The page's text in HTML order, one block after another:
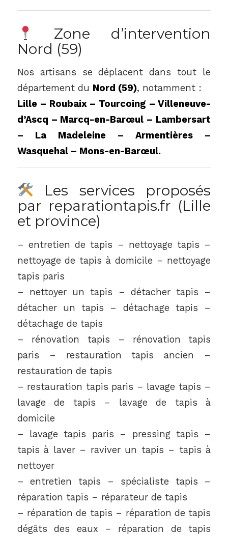
Zone d’intervention
Nord (59)
Nos artisans se déplacent dans tout le
département du Nord (59), notamment :
Lille – Roubaix – Tourcoing – Villeneuve-
d’Ascq – Marcq-en-Barœul – Lambersart
– La Madeleine – Armentières –
Wasquehal – Mons-en-Barœul.
Les services proposés
par reparationtapis.fr (Lille
et province)
– entretien de tapis – nettoyage tapis –
nettoyage de tapis à domicile – nettoyage
tapis paris
– nettoyer un tapis – détacher tapis –
détacher un tapis – détachage tapis –
détachage de tapis
– rénovation tapis – rénovation tapis
paris – restauration tapis ancien –
restauration de tapis
– restauration tapis paris – lavage tapis –
lavage de tapis – lavage de tapis à
domicile
– lavage tapis paris – pressing tapis –
tapis à laver – raviver un tapis – tapis à
nettoyer
– entretien tapis – spécialiste tapis –
réparation tapis – réparateur de tapis
– réparation de tapis – réparation de tapis
dégâts des eaux – réparation de tapis